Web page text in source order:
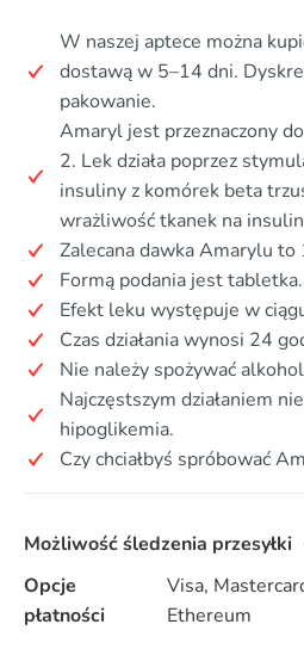
W naszej aptece można
dostawą w 5–14 dni.
pakowanie.
Amaryl jest przeznaczony
2. Lek działa poprzez
insuliny z komórek beta
wrażliwość tkanek na
Zalecana dawka Amarylu to
Formą podania jest tabletka.
Efekt leku występuje w
Czas działania wynosi 24
Nie należy spożywać
Najczęstszym działaniem
hipoglikemia.
Czy chciałbyś spróbować
Możliwość śledzenia przesyłki
Opcje
płatności
Visa,
Ethereum